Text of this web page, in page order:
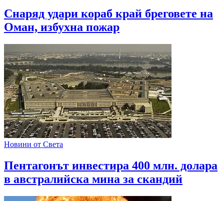
Снаряд удари кораб край бреговете на
Оман, избухна пожар
Новини от Света
Пентагонът инвестира 400 млн. долара
в австралийска мина за скандий